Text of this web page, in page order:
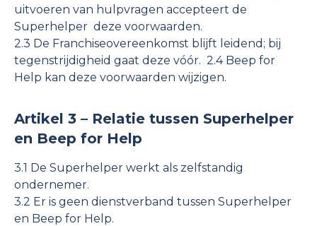
uitvoeren van hulpvragen accepteert de
Superhelper deze voorwaarden.
2.3 De Franchiseovereenkomst blijft leidend; bij
tegenstrijdigheid gaat deze vóór. 2.4 Beep for
Help kan deze voorwaarden wijzigen.
Artikel 3 – Relatie tussen Superhelper
en Beep for Help
3.1 De Superhelper werkt als zelfstandig
ondernemer.
3.2 Er is geen dienstverband tussen Superhelper
en Beep for Help.